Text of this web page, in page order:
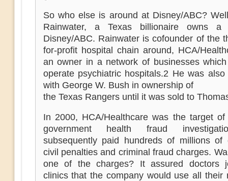
So who else is around at Disney/ABC?
Rainwater, a Texas billionaire owns
Disney/ABC. Rainwater is cofounder of the
for-profit hospital chain around, HCA/
an owner in a network of businesses
operate psychiatric hospitals.2 He was
with George W. Bush in ownership of
the Texas Rangers until it was sold to
In 2000, HCA/Healthcare was the target
government health fraud
subsequently paid hundreds of millions of
civil penalties and criminal fraud charges.
one of the charges? It assured doctors
clinics that the company would use all their